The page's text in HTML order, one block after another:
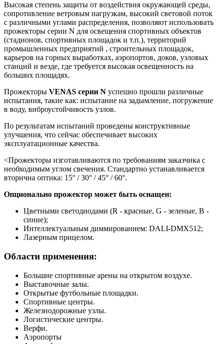
Высокая степень защиты от воздействия окружающей среды,
сопротивление ветровым нагрузкам, высокий световой поток
с различными углами распределения, позволяют использовать
прожекторы серии N для освещения спортивных объектов
(стадионов, спортивных площадок и т.п.), территорий
промышленных предприятий , строительных площадок,
карьеров на горных выработках, аэропортов, доков, узловых
станций и везде, где требуется высокая освещенность на
больших площадях.
Прожекторы VENAS серии N успешно прошли различные
испытания, такие как: испытание на задымление, погружение
в воду, виброустойчивость узлов.
По результатам испытаний проведены конструктивные
улучшения, что сейчас обеспечивает высоких
эксплуатационные качества.
<Прожекторы изготавливаются по требованиям заказчика с
необходимым углом свечения. Стандартно устанавливается
вторична оптика: 15° / 30° / 45° / 60°.
Опционально прожектор может быть оснащен:
Цветными светодиодами (R - красные, G - зеленые, B -
синие);
Интеллектуальным диммированием: DALI-DMX512;
Лазерным прицелом.
Области применения:
Большие спортивные арены на открытом воздухе.
Выставочные залы.
Открытые футбольные площадки.
Спортивные центры.
Железнодорожные узлы.
Логистические центры.
Верфи.
Аэропорты